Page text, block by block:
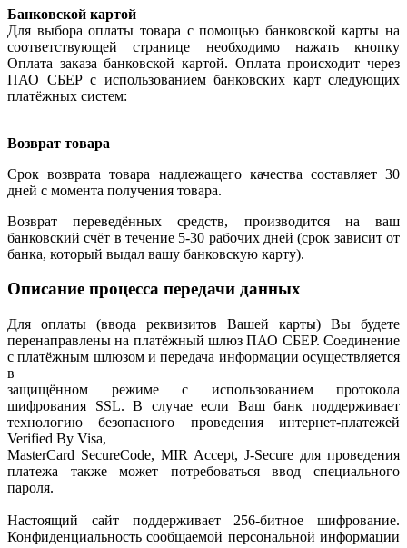
Банковской картой
Для выбора оплаты товара с помощью банковской карты на
соответствующей странице необходимо нажать кнопку
Оплата заказа банковской картой. Оплата происходит через
ПАО СБЕР с использованием банковских карт следующих
платёжных систем:
Возврат товара
Срок возврата товара надлежащего качества составляет 30
дней с момента получения товара.
Возврат переведённых средств, производится на ваш
банковский счёт в течение 5-30 рабочих дней (срок зависит от
банка, который выдал вашу банковскую карту).
Описание процесса передачи данных
Для оплаты (ввода реквизитов Вашей карты) Вы будете
перенаправлены на платёжный шлюз ПАО СБЕР. Соединение
с платёжным шлюзом и передача информации осуществляется
в
защищённом режиме с использованием протокола
шифрования SSL. В случае если Ваш банк поддерживает
технологию безопасного проведения интернет-платежей
Verified By Visa,
MasterCard SecureCode, MIR Accept, J-Secure для проведения
платежа также может потребоваться ввод специального
пароля.
Настоящий сайт поддерживает 256-битное шифрование.
Конфиденциальность сообщаемой персональной информации